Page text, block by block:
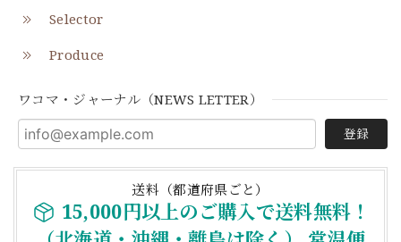
Selector
Produce
ワコマ・ジャーナル（NEWS LETTER）
登録
送料（都道府県ごと）
15,000円以上のご購入で送料無料！